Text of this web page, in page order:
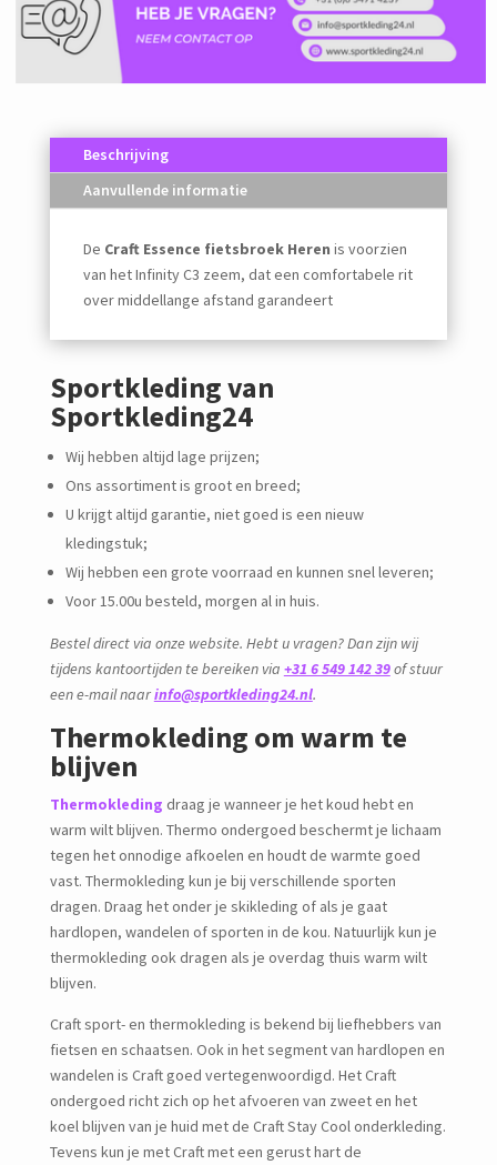
Beschrijving
Aanvullende informatie
De Craft Essence fietsbroek Heren is voorzien
van het Infinity C3 zeem, dat een comfortabele rit
over middellange afstand garandeert
Sportkleding van
Sportkleding24
Wij hebben altijd lage prijzen;
Ons assortiment is groot en breed;
U krijgt altijd garantie, niet goed is een nieuw
kledingstuk;
Wij hebben een grote voorraad en kunnen snel leveren;
Voor 15.00u besteld, morgen al in huis.
Bestel direct via onze website. Hebt u vragen? Dan zijn wij
tijdens kantoortijden te bereiken via +31 6 549 142 39of stuur
een e-mail naarinfo@sportkleding24.nl.
Thermokleding om warm te
blijven
Thermokleding draag je wanneer je het koud hebt en
warm wilt blijven. Thermo ondergoed beschermt je lichaam
tegen het onnodige afkoelen en houdt de warmte goed
vast. Thermokleding kun je bij verschillende sporten
dragen. Draag het onder je skikleding of als je gaat
hardlopen, wandelen of sporten in de kou. Natuurlijk kun je
thermokleding ook dragen als je overdag thuis warm wilt
blijven.
Craft sport- en thermokleding is bekend bij liefhebbers van
fietsen en schaatsen. Ook in het segment van hardlopen en
wandelen is Craft goed vertegenwoordigd. Het Craft
ondergoed richt zich op het afvoeren van zweet en het
koel blijven van je huid met de Craft Stay Cool onderkleding.
Tevens kun je met Craft met een gerust hart de